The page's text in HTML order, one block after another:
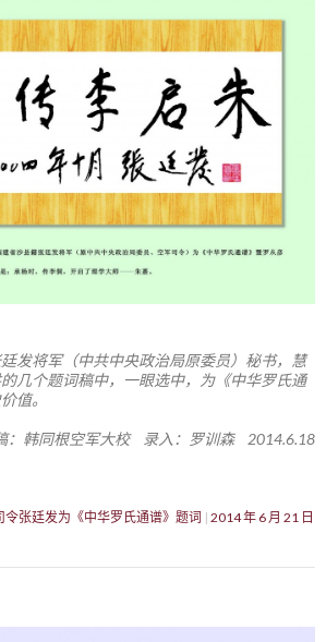
发将军（中共中央政治局原委员）秘书，慧
几个题词稿中，一眼选中，为《中华罗氏通
值。
：韩同根空军大校 录入：罗训森 2014.6.18
张廷发为《中华罗氏通谱》题词 2014 年 6 月 21 日